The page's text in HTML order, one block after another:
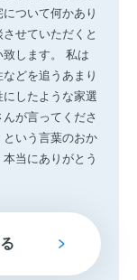
ついて何かあり
せていただくと
します。 私は
どを追うあまり
にしたような家選
が言ってくださ
いう言葉のおか
当にありがとう